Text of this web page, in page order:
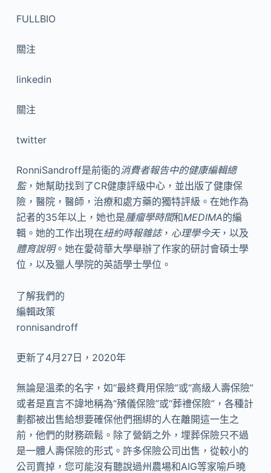
FULLBIO
關注
linkedin
關注
twitter
RonniSandroff是前衛的消費者報告中的健康編輯總
監，她幫助找到了CR健康評級中心，並出版了健康保
險，醫院，醫師，治療和處方藥的獨特評級。在她作為
記者的35年以上，她也是腫瘤學時間和MEDIMA的編
輯。她的工作出現在紐約時報雜誌， 心理學今天，以及
體育說明。她在愛荷華大學舉辦了作家的研討會碩士學
位，以及獵人學院的英語學士學位。
了解我們的
編輯政策
ronnisandroff
更新了4月27日，2020年
無論是溫柔的名字，如“最終費用保險”或“高級人壽保險”
或者是直言不諱地稱為“殯儀保險”或“葬禮保險”，各種計
劃都被出售給想要確保他們捆綁的人在離開這一生之
前，他們的財務疏鬆。除了營銷之外，埋葬保險只不過
是一體人壽保險的形式。許多保險公司出售，從較小的
公司賣掉，您可能沒有聽說過州農場和AIG等家喻戶曉